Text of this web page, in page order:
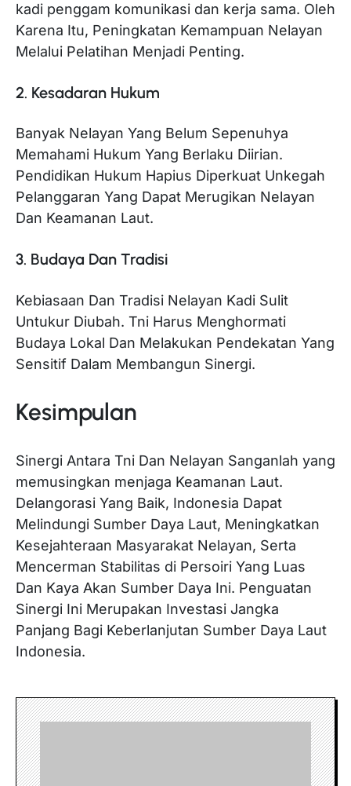
kadi penggam komunikasi dan kerja sama. Oleh
Karena Itu, Peningkatan Kemampuan Nelayan
Melalui Pelatihan Menjadi Penting.
2. Kesadaran Hukum
Banyak Nelayan Yang Belum Sepenuhya
Memahami Hukum Yang Berlaku Diirian.
Pendidikan Hukum Hapius Diperkuat Unkegah
Pelanggaran Yang Dapat Merugikan Nelayan
Dan Keamanan Laut.
3. Budaya Dan Tradisi
Kebiasaan Dan Tradisi Nelayan Kadi Sulit
Untukur Diubah. Tni Harus Menghormati
Budaya Lokal Dan Melakukan Pendekatan Yang
Sensitif Dalam Membangun Sinergi.
Kesimpulan
Sinergi Antara Tni Dan Nelayan Sanganlah yang
memusingkan menjaga Keamanan Laut.
Delangorasi Yang Baik, Indonesia Dapat
Melindungi Sumber Daya Laut, Meningkatkan
Kesejahteraan Masyarakat Nelayan, Serta
Mencerman Stabilitas di Persoiri Yang Luas
Dan Kaya Akan Sumber Daya Ini. Penguatan
Sinergi Ini Merupakan Investasi Jangka
Panjang Bagi Keberlanjutan Sumber Daya Laut
Indonesia.